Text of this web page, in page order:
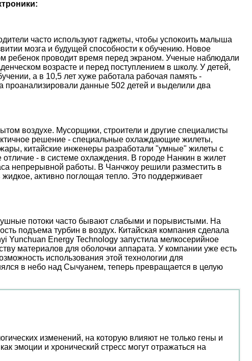
часто используют гаджеты, чтобы успокоить малыша
мозга и будущей способности к обучению. Новое
ребенок проводит время перед экраном. Ученые наблюдали
возрасте и перед поступлением в школу. У детей,
а в 10,5 лет хуже работала рабочая память -
проанализировали данные 502 детей и выделили два
воздухе. Мусорщики, строители и другие специалисты
решение - специальные охлаждающие жилеты,
китайские инженеры разработали "умные" жилеты с
- в системе охлаждения. В городе Нанкин в жилет
непрерывной работы. В Чанчжоу решили разместить в
активно поглощая тепло. Это поддерживает
потоки часто бывают слабыми и порывистыми. На
подъема турбин в воздух. Китайская компания сделала
Yunchuan Energy Technology запустила мелкосерийное
материалов для оболочки аппарата. У компании уже есть
использования этой технологии для
в небо над Сычуанем, теперь превращается в целую
изменений, на которую влияют не только гены и
эмоции и хронический стресс могут отражаться на